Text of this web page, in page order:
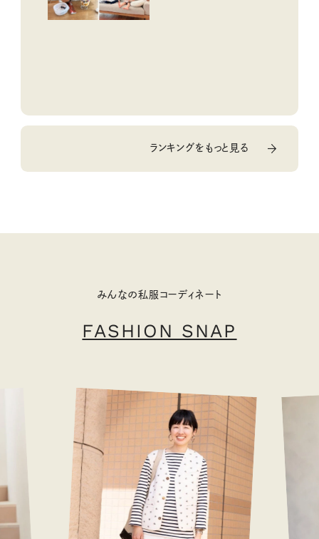
ランキングをもっと見る
みんなの私服コーディネート
FASHION SNAP